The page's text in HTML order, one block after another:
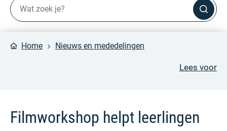
Home Nieuws en mededelingen
Lees voor
Filmworkshop helpt leerlingen